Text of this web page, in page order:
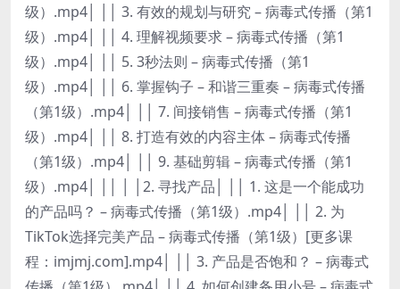
级）.mp4│ ││ 3. 有效的规划与研究 – 病毒式传播（第1
级）.mp4│ ││ 4. 理解视频要求 – 病毒式传播（第1
级）.mp4│ ││ 5. 3秒法则 – 病毒式传播（第1
级）.mp4│ ││ 6. 掌握钩子 – 和谐三重奏 – 病毒式传播
（第1级）.mp4│ ││ 7. 间接销售 – 病毒式传播（第1
级）.mp4│ ││ 8. 打造有效的内容主体 – 病毒式传播
（第1级）.mp4│ ││ 9. 基础剪辑 – 病毒式传播（第1
级）.mp4│ ││ │ │2. 寻找产品│ ││ 1. 这是一个能成功
的产品吗？ – 病毒式传播（第1级）.mp4│ ││ 2. 为
TikTok选择完美产品 – 病毒式传播（第1级）[更多课
程：imjmj.com].mp4│ ││ 3. 产品是否饱和？ – 病毒式